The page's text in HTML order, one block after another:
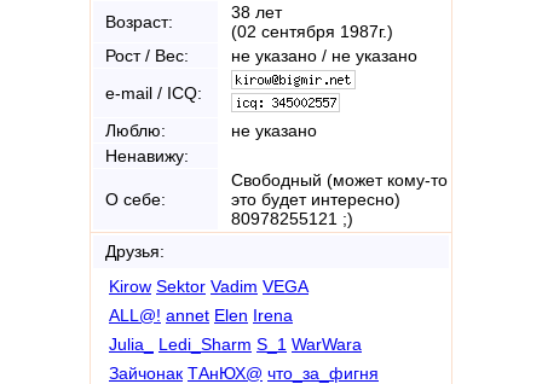
Возраст:
38 лет
(02 сентября 1987г.)
Рост / Вес:
не указано / не указано
e-mail / ICQ:
Люблю:
не указано
Ненавижу:
О себе:
Cвободный (может кому-то
это будет интересно)
80978255121 ;)
Друзья:
Kirow Sektor Vadim VEGA
ALL@! annet Elen Irena
Julia_
Ledi_Sharm S_1 WarWara
Зайчонак ТАнЮХ@ что_за_фигня